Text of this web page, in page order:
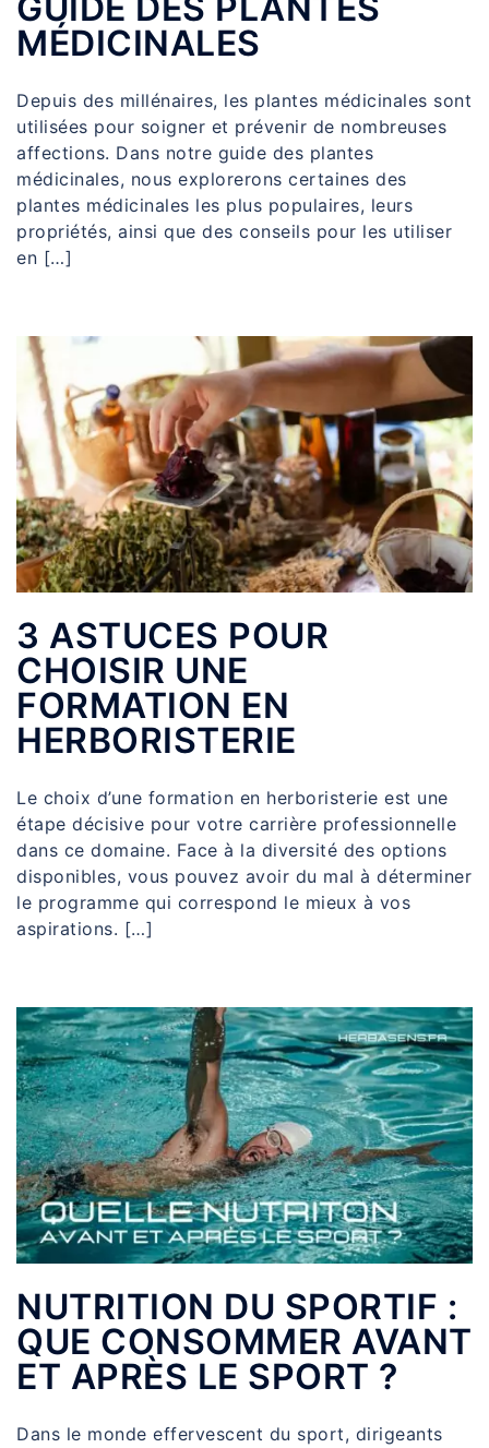
MÉDICINALES
Depuis des millénaires, les plantes médicinales sont
utilisées pour soigner et prévenir de nombreuses
affections. Dans notre guide des plantes
médicinales, nous explorerons certaines des
plantes médicinales les plus populaires, leurs
propriétés, ainsi que des conseils pour les utiliser
en […]
3 ASTUCES POUR
CHOISIR UNE
FORMATION EN
HERBORISTERIE
Le choix d’une formation en herboristerie est une
étape décisive pour votre carrière professionnelle
dans ce domaine. Face à la diversité des options
disponibles, vous pouvez avoir du mal à déterminer
le programme qui correspond le mieux à vos
aspirations. […]
NUTRITION DU SPORTIF :
QUE CONSOMMER AVANT
ET APRÈS LE SPORT ?
Dans le monde effervescent du sport, dirigeants